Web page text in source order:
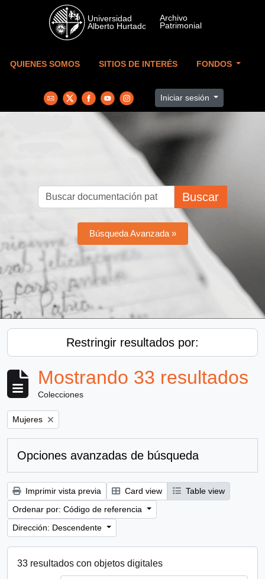
Skip to main content
QUIENES SOMOS SITIOS DE INTERÉS FONDOS
Iniciar sesión
Buscar
Búsqueda Avanzada »
Restringir resultados por:
Mostrando 33 resultados
Colecciones
Remove filter:
Mujeres
Opciones avanzadas de búsqueda
Imprimir vista previa Card view
Table view
Ordenar por: Código de referencia
Dirección: Descendente
33 resultados con objetos digitales